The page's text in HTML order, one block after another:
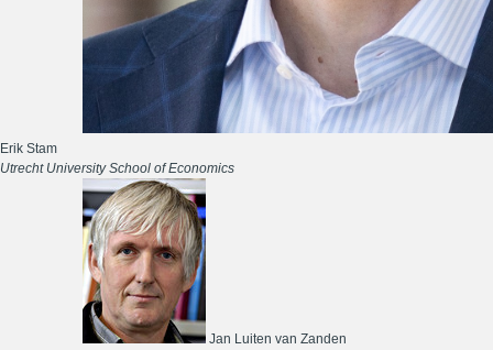
Erik Stam
Utrecht University School of Economics
Jan Luiten van Zanden